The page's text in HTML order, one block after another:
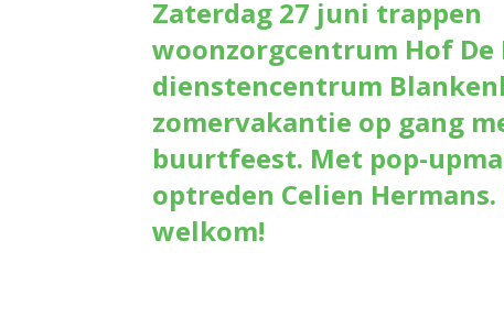
Zaterdag 27 juni trappen
woonzorgcentrum Hof De
dienstencentrum
zomervakantie op gang
buurtfeest. Met pop-
optreden Celien Hermans.
welkom!